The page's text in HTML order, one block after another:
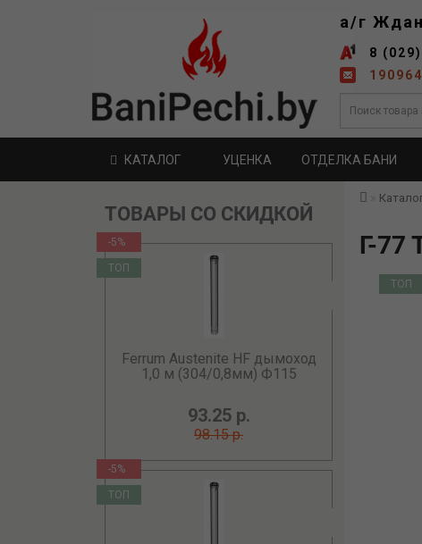
а/г
8 (029)
КАТАЛОГ УЦЕНКА ОТДЕЛКА БАНИ
ТОВАРЫ СО СКИДКОЙ
-5%
ТОП
Ferrum Austenite HF дымоход
1,0 м (304/0,8мм) Ф115
93.25 р.
98.15 р.
-5%
ТОП
Г-
ТОП